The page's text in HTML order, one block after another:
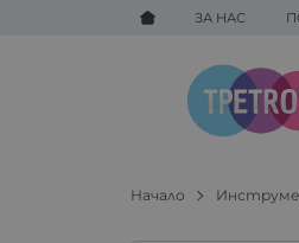
ЗА НАС
Начало